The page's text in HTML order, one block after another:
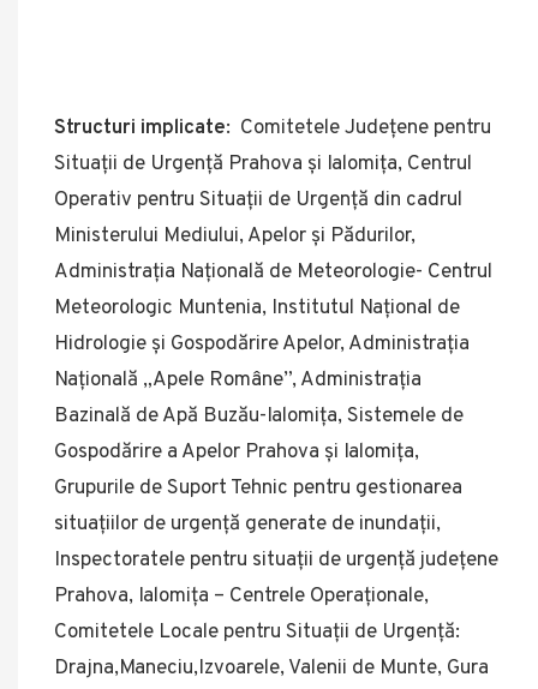
Structuri implicate: Comitetele Județene pentru
Situații de Urgență Prahova și Ialomița, Centrul
Operativ pentru Situații de Urgență din cadrul
Ministerului Mediului, Apelor și Pădurilor,
Administrația Națională de Meteorologie- Centrul
Meteorologic Muntenia, Institutul Național de
Hidrologie și Gospodărire Apelor, Administrația
Națională „Apele Române”, Administrația
Bazinală de Apă Buzău-Ialomița, Sistemele de
Gospodărire a Apelor Prahova și Ialomița,
Grupurile de Suport Tehnic pentru gestionarea
situațiilor de urgență generate de inundații,
Inspectoratele pentru situații de urgență județene
Prahova, Ialomița – Centrele Operaționale,
Comitetele Locale pentru Situații de Urgență:
Drajna,Maneciu,Izvoarele, Valenii de Munte, Gura